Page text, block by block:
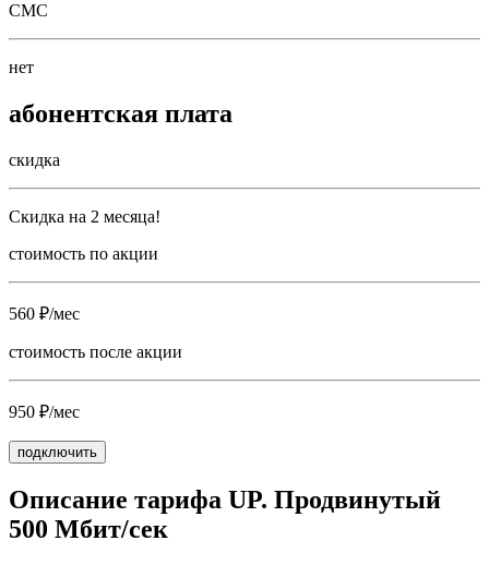
СМС
нет
абонентская плата
скидка
Скидка на 2 месяца!
стоимость по акции
560 ₽/мес
стоимость после акции
950 ₽/мес
подключить
Описание тарифа UP. Продвинутый
500 Мбит/сек